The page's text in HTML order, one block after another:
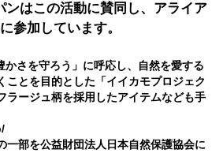
ンはこの活動に賛同し、アライア
参加しています。
さを守ろう」に呼応し、自然を愛する
ことを目的とした「イイカモプロジェク
ラージュ柄を採用したアイテムなども手
一部を公益財団法人日本自然保護協会に